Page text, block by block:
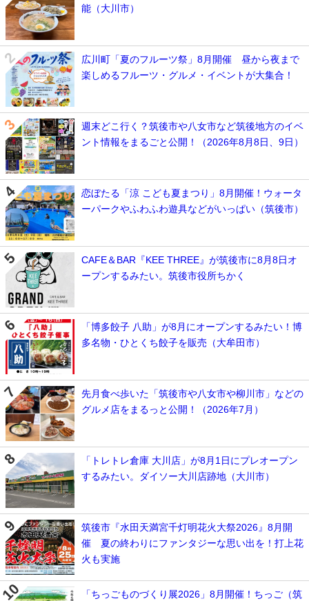
能（大川市）
広川町「夏のフルーツ祭」8月開催 昼から夜まで
楽しめるフルーツ・グルメ・イベントが大集合！
週末どこ行く？筑後市や八女市など筑後地方のイベ
ント情報をまるごと公開！（2026年8月8日、9日）
恋ぼたる「涼 こども夏まつり」8月開催！ウォータ
ーパークやふわふわ遊具などがいっぱい（筑後市）
CAFE＆BAR『KEE THREE』が筑後市に8月8日オ
ープンするみたい。筑後市役所ちかく
「博多餃子 八助」が8月にオープンするみたい！博
多名物・ひとくち餃子を販売（大牟田市）
先月食べ歩いた「筑後市や八女市や柳川市」などの
グルメ店をまるっと公開！（2026年7月）
「トレトレ倉庫 大川店」が8月1日にプレオープン
するみたい。ダイソー大川店跡地（大川市）
筑後市『水田天満宮千灯明花火大祭2026』8月開
催 夏の終わりにファンタジーな思い出を！打上花
火も実施
「ちっごものづくり展2026」8月開催！ちっご（筑